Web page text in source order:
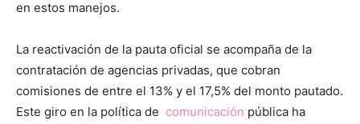
en estos manejos.
La reactivación de la pauta oficial se acompaña de la
contratación de agencias privadas, que cobran
comisiones de entre el 13% y el 17,5% del monto pautado.
Este giro en la política de comunicación pública ha